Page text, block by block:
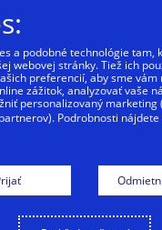
sieť a
platby. Búrame
a podobné technológie tam,
webovej stránky. Tiež ich
preferencií, aby sme
zážitok, analyzovať vaše
personalizovaný marketing
Podrobnosti